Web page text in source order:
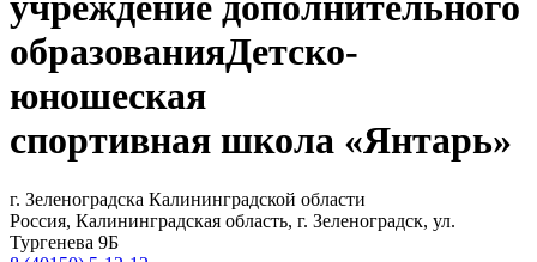
образованияДетско-
юношеская
спортивная школа «Янтарь»
г. Зеленоградска Калининградской области
Россия, Калининградская область, г. Зеленоградск, ул.
Тургенева 9Б